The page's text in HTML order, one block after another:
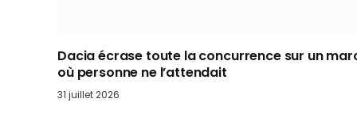
Dacia écrase toute la concurrence sur un
où personne ne l’attendait
31 juillet 2026